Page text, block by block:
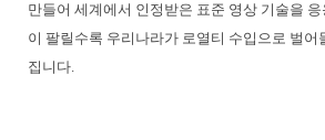
만들어 세계에서 인정받은 표준 영상 기술을
이 팔릴수록 우리나라가 로열티 수입으로 벌어
집니다.